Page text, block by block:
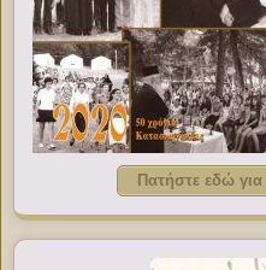
Πατήστε εδώ για